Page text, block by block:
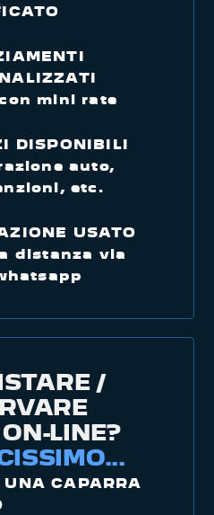
mini rate
DISPONIBILI
auto,
etc.
USATO
distanza via
/
ON-LINE?
UNA CAPARRA